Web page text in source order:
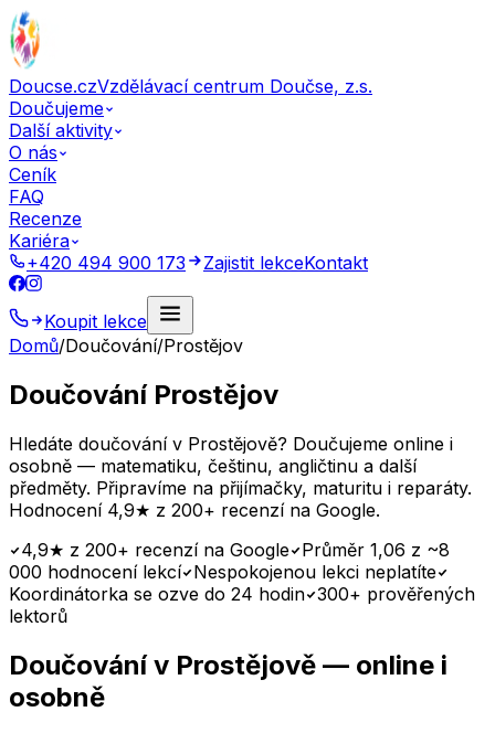
Doucse.czVzdělávací centrum Doučse, z.s.
Doučujeme
Další aktivity
O nás
Ceník
FAQ
Recenze
Kariéra
+420 494 900 173
Zajistit lekceKontakt
Koupit lekce
Domů/Doučování/Prostějov
Doučování Prostějov
Hledáte doučování v Prostějově? Doučujeme online i
osobně — matematiku, češtinu, angličtinu a další
předměty. Připravíme na přijímačky, maturitu i reparáty.
Hodnocení 4,9★ z 200+ recenzí na Google.
4,9★ z 200+ recenzí na Google Průměr 1,06 z ~8
000 hodnocení lekcí Nespokojenou lekci neplatíte
Koordinátorka se ozve do 24 hodin 300+ prověřených
lektorů
Doučovánív Prostějově — online i
osobně